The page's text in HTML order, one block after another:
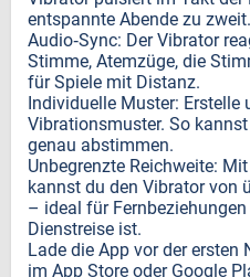
entspannte Abende zu zweit.
Audio‑Sync: Der Vibrator
Stimme, Atemzüge, die
für Spiele mit Distanz.
Individuelle Muster: Erstelle
Vibrationsmuster. So
genau abstimmen.
Unbegrenzte Reichweite:
kannst du den Vibrator von
– ideal für
Dienstreise ist.
Lade die App vor der
im App Store oder Google